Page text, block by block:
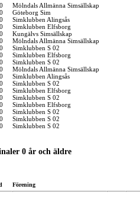
Mölndals Allmänna Simsällskap
Göteborg Sim
Simklubben Alingsås
Simklubben Elfsborg
Kungälvs Simsällskap
Mölndals Allmänna Simsällskap
Simklubben S 02
Simklubben Elfsborg
Simklubben S 02
Mölndals Allmänna Simsällskap
Simklubben Alingsås
Simklubben S 02
Simklubben Elfsborg
Simklubben S 02
Simklubben Elfsborg
Simklubben S 02
Simklubben S 02
Simklubben S 02
0 år och äldre
Förening